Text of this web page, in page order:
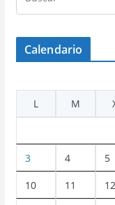
Calendario
L
M
3 4 5
10 11 12